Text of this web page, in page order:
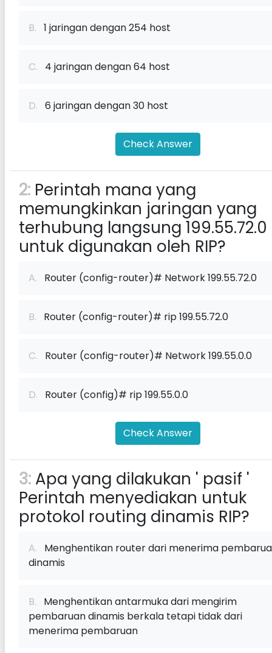
B. 1 jaringan dengan 254 host
C. 4 jaringan dengan 64 host
D. 6 jaringan dengan 30 host
Check Answer
2: Perintah mana yang
memungkinkan jaringan yang
terhubung langsung 199.55.72.0
untuk digunakan oleh RIP?
A. Router (config-router)# Network 199.55.72.0
B. Router (config-router)# rip 199.55.72.0
C. Router (config-router)# Network 199.55.0.0
D. Router (config)# rip 199.55.0.0
Check Answer
3: Apa yang dilakukan ' pasif '
Perintah menyediakan untuk
protokol routing dinamis RIP?
A. Menghentikan router dari menerima
dinamis
B. Menghentikan antarmuka dari mengirim
pembaruan dinamis berkala tetapi tidak dari
menerima pembaruan